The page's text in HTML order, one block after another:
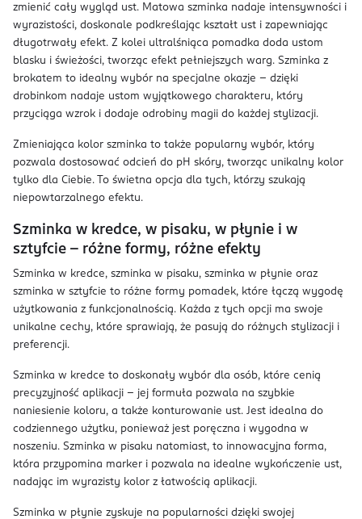
zmienić cały wygląd ust. Matowa szminka nadaje intensywności i
wyrazistości, doskonale podkreślając kształt ust i zapewniając
długotrwały efekt. Z kolei ultralśniąca pomadka doda ustom
blasku i świeżości, tworząc efekt pełniejszych warg. Szminka z
brokatem to idealny wybór na specjalne okazje – dzięki
drobinkom nadaje ustom wyjątkowego charakteru, który
przyciąga wzrok i dodaje odrobiny magii do każdej stylizacji.
Zmieniająca kolor szminka to także popularny wybór, który
pozwala dostosować odcień do pH skóry, tworząc unikalny kolor
tylko dla Ciebie. To świetna opcja dla tych, którzy szukają
niepowtarzalnego efektu.
Szminka w kredce, w pisaku, w płynie i w
sztyfcie – różne formy, różne efekty
Szminka w kredce, szminka w pisaku, szminka w płynie oraz
szminka w sztyfcie to różne formy pomadek, które łączą wygodę
użytkowania z funkcjonalnością. Każda z tych opcji ma swoje
unikalne cechy, które sprawiają, że pasują do różnych stylizacji i
preferencji.
Szminka w kredce to doskonały wybór dla osób, które cenią
precyzyjność aplikacji – jej formuła pozwala na szybkie
naniesienie koloru, a także konturowanie ust. Jest idealna do
codziennego użytku, ponieważ jest poręczna i wygodna w
noszeniu. Szminka w pisaku natomiast, to innowacyjna forma,
która przypomina marker i pozwala na idealne wykończenie ust,
nadając im wyrazisty kolor z łatwością aplikacji.
Szminka w płynie zyskuje na popularności dzięki swojej